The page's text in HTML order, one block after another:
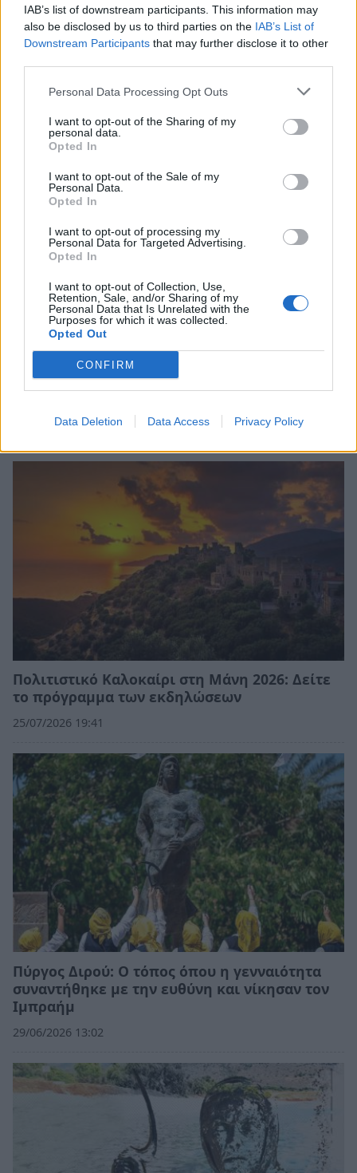
IAB’s list of downstream participants. This information may
also be disclosed by us to third parties on the IAB’s List of
Downstream Participants that may further disclose it to other
Personal Data Processing Opt Outs
I want to opt-out of the Sharing of my
personal data.
Opted In
I want to opt-out of the Sale of my
Personal Data.
Opted In
I want to opt-out of processing my
Personal Data for Targeted Advertising.
Opted In
I want to opt-out of Collection, Use,
Retention, Sale, and/or Sharing of my
Personal Data that Is Unrelated with the
Purposes for which it was collected.
Opted Out
CONFIRM
Data Deletion Data Access Privacy Policy
Σχετικά Άρθρα
Κορινθία: Τρεις νέες συμβάσεις για
αντιπλημμυρικά έργα και παρεμβάσεις στο
Πολιτιστικό Καλοκαίρι στη Μάνη 2026: Δείτε
το πρόγραμμα των εκδηλώσεων
25/07/2026 19:41
Πύργος Διρού: Ο τόπος όπου η γενναιότητα
συναντήθηκε με την ευθύνη και νίκησαν τον
Ιμπραήμ
29/06/2026 13:02